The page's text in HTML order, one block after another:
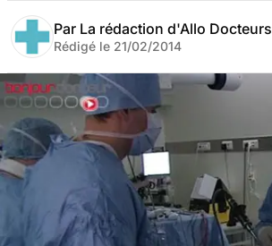
Par La rédaction d'Allo Docteurs
Rédigé le 21/02/2014